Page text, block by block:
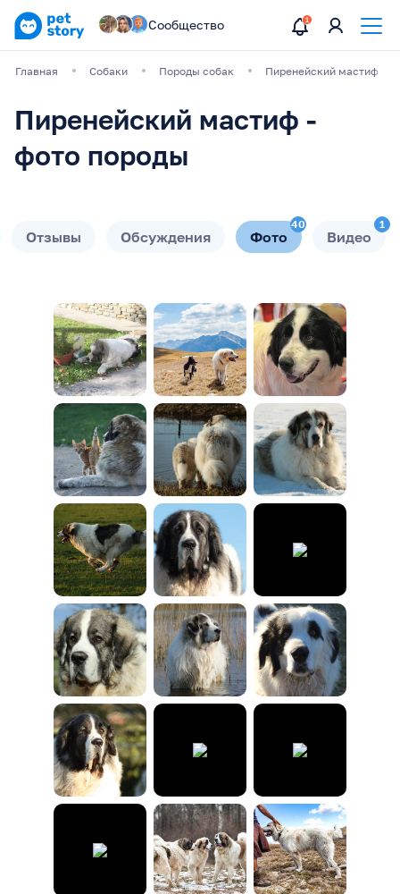
Сообщество
Главная Собаки Породы собак Пиренейский мастиф
Пиренейский мастиф -
фото породы
Отзывы Обсуждения Фото
40
Видео
1